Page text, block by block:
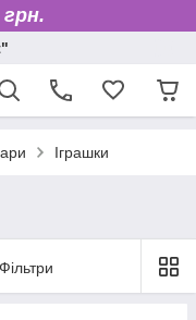
Іграшки
Фільтри